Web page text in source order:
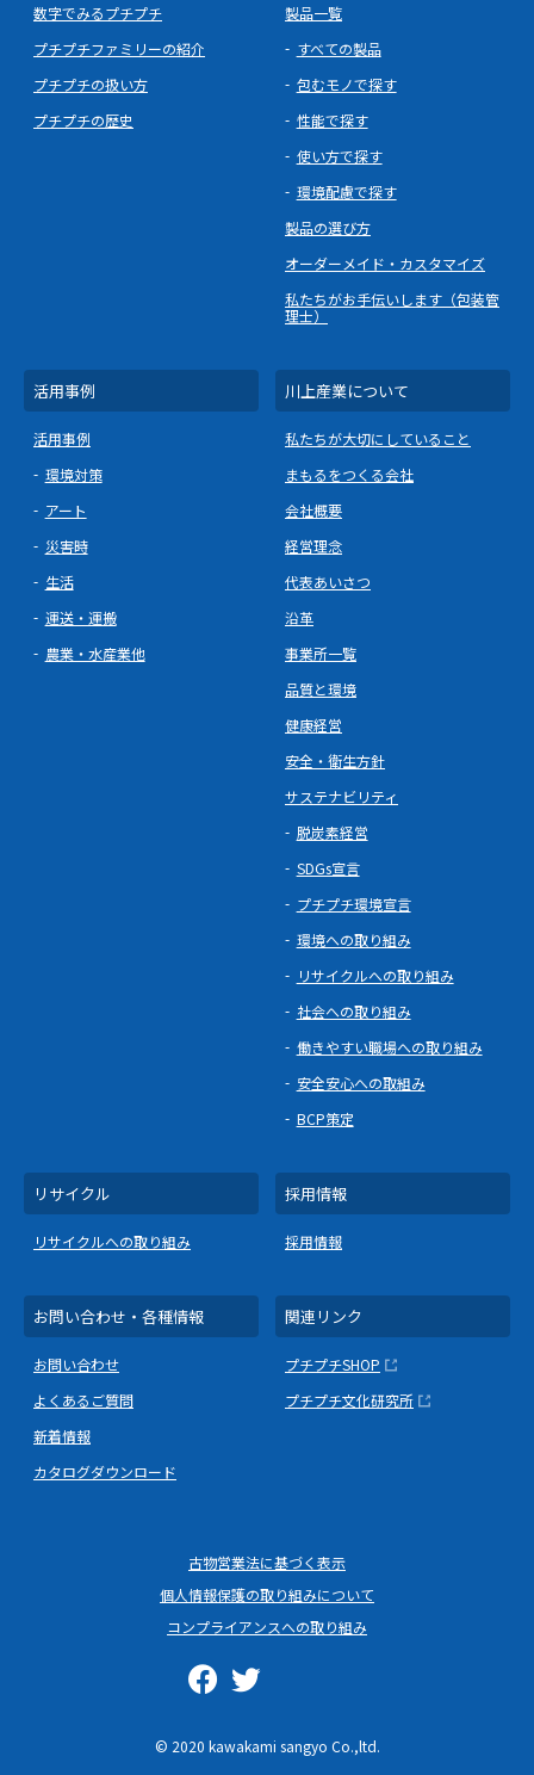
数字でみるプチプチ
プチプチファミリーの紹介
プチプチの扱い方
プチプチの歴史
製品一覧
すべての製品
包むモノで探す
性能で探す
使い方で探す
環境配慮で探す
製品の選び方
オーダーメイド・カスタマイズ
私たちがお手伝いします（包装管
理士）
活用事例
活用事例
環境対策
アート
災害時
生活
運送・運搬
農業・水産業他
川上産業について
私たちが大切にしていること
まもるをつくる会社
会社概要
経営理念
代表あいさつ
沿革
事業所一覧
品質と環境
健康経営
安全・衛生方針
サステナビリティ
脱炭素経営
SDGs宣言
プチプチ環境宣言
環境への取り組み
リサイクルへの取り組み
社会への取り組み
働きやすい職場への取り組み
安全安心への取組み
BCP策定
リサイクル
リサイクルへの取り組み
採用情報
採用情報
お問い合わせ・各種情報
お問い合わせ
よくあるご質問
新着情報
カタログダウンロード
関連リンク
プチプチSHOP
プチプチ文化研究所
© 2020 kawakami sangyo Co.,ltd.
古物営業法に基づく表示
個人情報保護の取り組みについて
コンプライアンスへの取り組み